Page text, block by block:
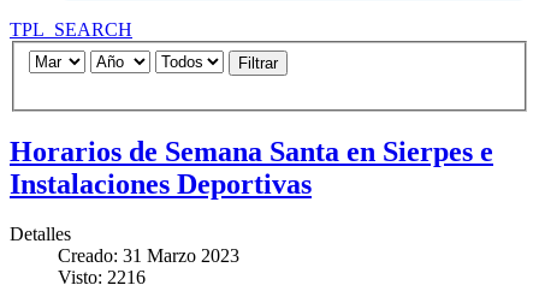
TPL_SEARCH
Filtrar
Horarios de Semana Santa en Sierpes e
Instalaciones Deportivas
Detalles
Creado: 31 Marzo 2023
Visto: 2216